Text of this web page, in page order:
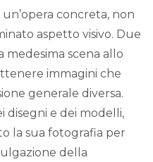
concreta, non
aspetto visivo. Due
scena allo
immagini che
generale diversa.
e dei modelli,
la sua fotografia per
della